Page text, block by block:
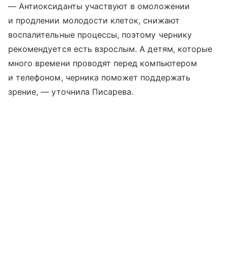
— Антиоксиданты участвуют в омоложении
и продлении молодости клеток, снижают
воспалительные процессы, поэтому чернику
рекомендуется есть взрослым. А детям, которые
много времени проводят перед компьютером
и телефоном, черника поможет поддержать
зрение, — уточнила Писарева.